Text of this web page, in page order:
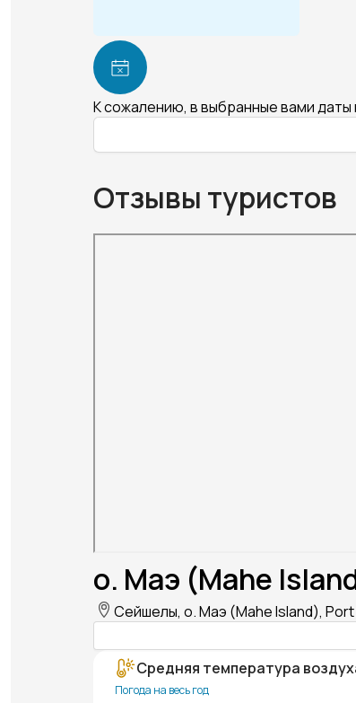
К сожалению, в выбранные вами
Отзывы туристов
о. Маэ (Mahe
Сейшелы, о. Маэ (Mahe Island), Port
Средняя температура
Погода на весь год